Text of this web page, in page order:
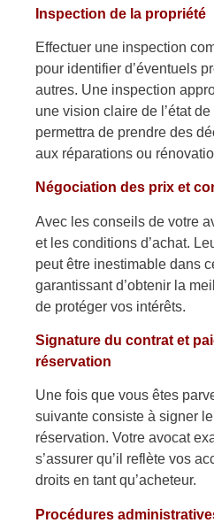
Inspection de la propriété
Effectuer une inspection
pour identifier d’éventuels
autres. Une inspection
une vision claire de l’état
permettra de prendre des
aux réparations ou
Négociation des prix et
Avec les conseils de votre
et les conditions d’achat.
peut être inestimable dans
garantissant d’obtenir la
de protéger vos intérêts.
Signature du contrat et
réservation
Une fois que vous êtes
suivante consiste à signer
réservation. Votre avocat
s’assurer qu’il reflète vos
droits en tant qu’acheteur.
Procédures